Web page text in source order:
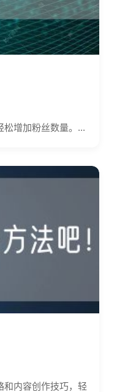
松增加粉丝数量。...
和内容创作技巧，轻